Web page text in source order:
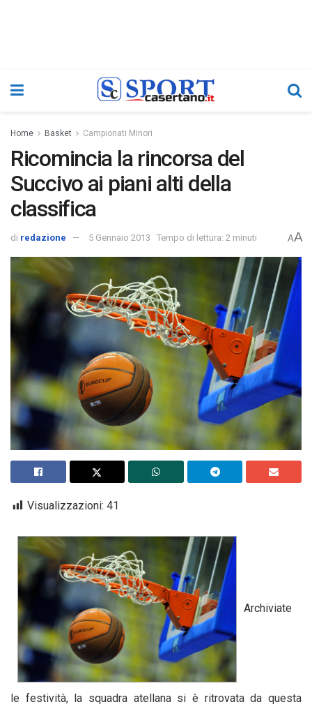
Home Basket Campionati Minori
Ricomincia la rincorsa del
Succivo ai piani alti della
classifica
di redazione 5 Gennaio 2013 Tempo di lettura: 2 minuti AA
Visualizzazioni: 41
Archiviate
le festività, la squadra atellana si è ritrovata da questa